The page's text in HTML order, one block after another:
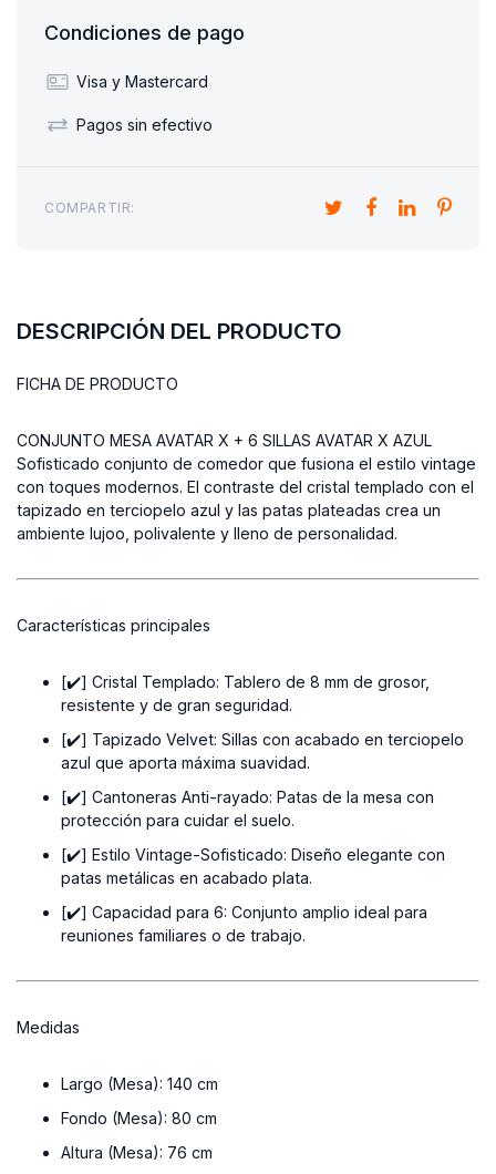
Condiciones de pago
Visa y Mastercard
Pagos sin efectivo
COMPARTIR:
DESCRIPCIÓN DEL PRODUCTO
FICHA DE PRODUCTO
CONJUNTO MESA AVATAR X + 6 SILLAS AVATAR X AZUL
Sofisticado conjunto de comedor que fusiona el estilo vintage
con toques modernos. El contraste del cristal templado con el
tapizado en terciopelo azul y las patas plateadas crea un
ambiente lujoo, polivalente y lleno de personalidad.
Características principales
[✔️] Cristal Templado: Tablero de 8 mm de grosor,
resistente y de gran seguridad.
[✔️] Tapizado Velvet: Sillas con acabado en terciopelo
azul que aporta máxima suavidad.
[✔️] Cantoneras Anti-rayado: Patas de la mesa con
protección para cuidar el suelo.
[✔️] Estilo Vintage-Sofisticado: Diseño elegante con
patas metálicas en acabado plata.
[✔️] Capacidad para 6: Conjunto amplio ideal para
reuniones familiares o de trabajo.
Medidas
Largo (Mesa): 140 cm
Fondo (Mesa): 80 cm
Altura (Mesa): 76 cm